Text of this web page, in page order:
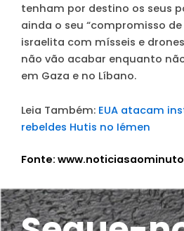
tenham por destino os seus
ainda o seu “compromisso
israelita com mísseis e
não vão acabar enquanto
em Gaza e no Líbano.
Leia Também: EUA atacam
rebeldes Hutis no Iémen
Fonte: